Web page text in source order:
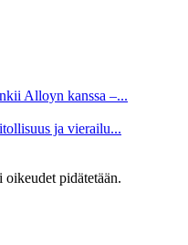
Alloyn kanssa –...
ja vierailu...
pidätetään.